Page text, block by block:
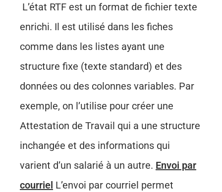
L’état RTF est un format de fichier texte
enrichi. Il est utilisé dans les fiches
comme dans les listes ayant une
structure fixe (texte standard) et des
données ou des colonnes variables. Par
exemple, on l’utilise pour créer une
Attestation de Travail qui a une structure
inchangée et des informations qui
varient d’un salarié à un autre. Envoi par
courriel L’envoi par courriel permet